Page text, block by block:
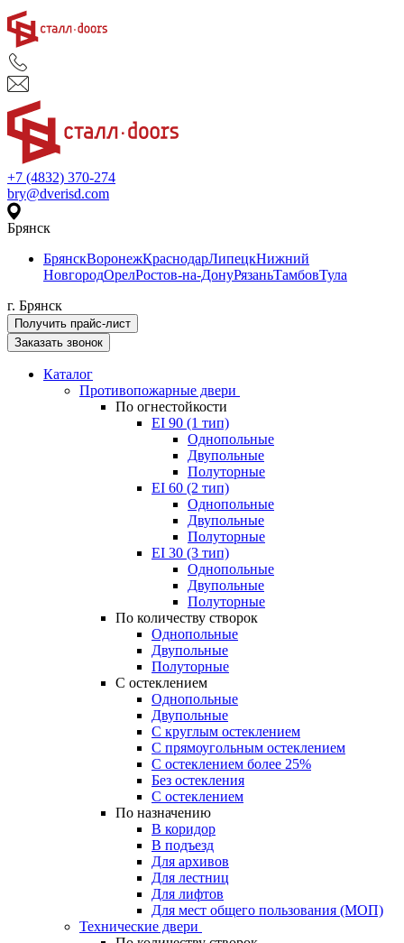
+7 (4832) 370-274
bry@dverisd.com
Брянск
БрянскВоронежКраснодарЛипецкНижний
НовгородОрелРостов-на-ДонуРязаньТамбовТула
г. Брянск
Получить прайс-лист
Заказать звонок
Каталог
Противопожарные двери
По огнестойкости
EI 90 (1 тип)
Однопольные
Двупольные
Полуторные
EI 60 (2 тип)
Однопольные
Двупольные
Полуторные
EI 30 (3 тип)
Однопольные
Двупольные
Полуторные
По количеству створок
Однопольные
Двупольные
Полуторные
С остеклением
Однопольные
Двупольные
С круглым остеклением
С прямоугольным остеклением
С остеклением более 25%
Без остекления
С остеклением
По назначению
В коридор
В подъезд
Для архивов
Для лестниц
Для лифтов
Для мест общего пользования (МОП)
Технические двери